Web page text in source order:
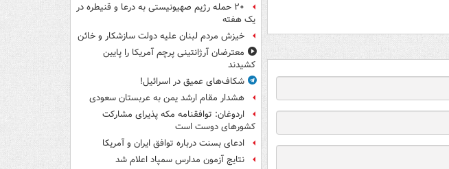
۲۰ حمله رژیم صهیونیستی به درعا و قنیطره در
یک هفته
خیزش مردم لبنان علیه دولت سازشکار و خائن
معترضان آرژانتینی پرچم آمریکا را پایین
کشیدند
شکاف‌های عمیق در اسرائیل!
هشدار مقام ارشد یمن به عربستان سعودی
اردوغان: توافقنامه مکه پذیرای مشارکت
کشورهای دوست است
ادعای بسنت درباره توافق ایران و آمریکا
نتایج آزمون مدارس سمپاد اعلام شد